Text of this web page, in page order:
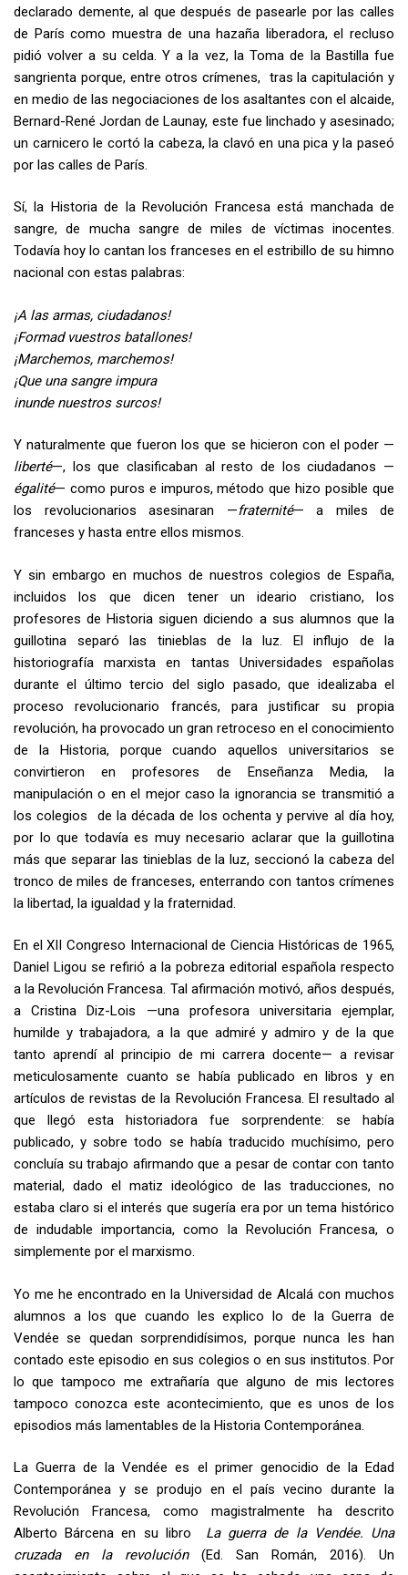
declarado demente, al que después de pasearle por las calles
de París como muestra de una hazaña liberadora, el recluso
pidió volver a su celda. Y a la vez, la Toma de la Bastilla fue
sangrienta porque, entre otros crímenes, tras la capitulación y
en medio de las negociaciones de los asaltantes con el alcaide,
Bernard-René Jordan de Launay, este fue linchado y asesinado;
un carnicero le cortó la cabeza, la clavó en una pica y la paseó
por las calles de París.
Sí, la Historia de la Revolución Francesa está manchada de
sangre, de mucha sangre de miles de víctimas inocentes.
Todavía hoy lo cantan los franceses en el estribillo de su himno
nacional con estas palabras:
¡A las armas, ciudadanos!
¡Formad vuestros batallones!
¡Marchemos, marchemos!
¡Que una sangre impura
inunde nuestros surcos!
Y naturalmente que fueron los que se hicieron con el poder —
liberté—, los que clasificaban al resto de los ciudadanos —
égalité— como puros e impuros, método que hizo posible que
los revolucionarios asesinaran —fraternité— a miles de
franceses y hasta entre ellos mismos.
Y sin embargo en muchos de nuestros colegios de España,
incluidos los que dicen tener un ideario cristiano, los
profesores de Historia siguen diciendo a sus alumnos que la
guillotina separó las tinieblas de la luz. El influjo de la
historiografía marxista en tantas Universidades españolas
durante el último tercio del siglo pasado, que idealizaba el
proceso revolucionario francés, para justificar su propia
revolución, ha provocado un gran retroceso en el conocimiento
de la Historia, porque cuando aquellos universitarios se
convirtieron en profesores de Enseñanza Media, la
manipulación o en el mejor caso la ignorancia se transmitió a
los colegios de la década de los ochenta y pervive al día hoy,
por lo que todavía es muy necesario aclarar que la guillotina
más que separar las tinieblas de la luz, seccionó la cabeza del
tronco de miles de franceses, enterrando con tantos crímenes
la libertad, la igualdad y la fraternidad.
En el XII Congreso Internacional de Ciencia Históricas de 1965,
Daniel Ligou se refirió a la pobreza editorial española respecto
a la Revolución Francesa. Tal afirmación motivó, años después,
a Cristina Diz-Lois —una profesora universitaria ejemplar,
humilde y trabajadora, a la que admiré y admiro y de la que
tanto aprendí al principio de mi carrera docente— a revisar
meticulosamente cuanto se había publicado en libros y en
artículos de revistas de la Revolución Francesa. El resultado al
que llegó esta historiadora fue sorprendente: se había
publicado, y sobre todo se había traducido muchísimo, pero
concluía su trabajo afirmando que a pesar de contar con tanto
material, dado el matiz ideológico de las traducciones, no
estaba claro si el interés que sugería era por un tema histórico
de indudable importancia, como la Revolución Francesa, o
simplemente por el marxismo.
Yo me he encontrado en la Universidad de Alcalá con muchos
alumnos a los que cuando les explico lo de la Guerra de
Vendée se quedan sorprendidísimos, porque nunca les han
contado este episodio en sus colegios o en sus institutos. Por
lo que tampoco me extrañaría que alguno de mis lectores
tampoco conozca este acontecimiento, que es unos de los
episodios más lamentables de la Historia Contemporánea.
La Guerra de la Vendée es el primer genocidio de la Edad
Contemporánea y se produjo en el país vecino durante la
Revolución Francesa, como magistralmente ha descrito
Alberto Bárcena en su libro La guerra de la Vendée. Una
cruzada en la revolución(Ed. San Román, 2016). Un